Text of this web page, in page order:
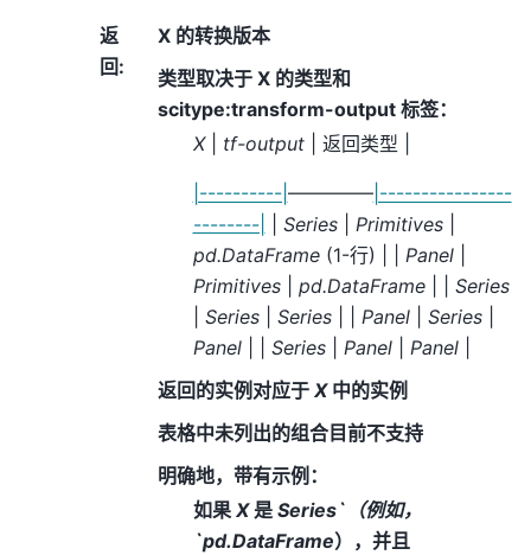
返
回:
X 的转换版本
类型取决于 X 的类型和
scitype:transform-output 标签：
X| tf-output| 返回类型 |
|----------| ————–|----------------
--------|
Series| Primitives|
pd.DataFrame(1-行) | | Panel|
Primitives| pd.DataFrame| | Series
Series| Series| | Panel| Series|
Panel| | Series| Panel| Panel|
返回的实例对应于 X中的实例
表格中未列出的组合目前不支持
明确地，带有示例：
如果 X是 Series`（例如，
`pd.DataFrame），并且